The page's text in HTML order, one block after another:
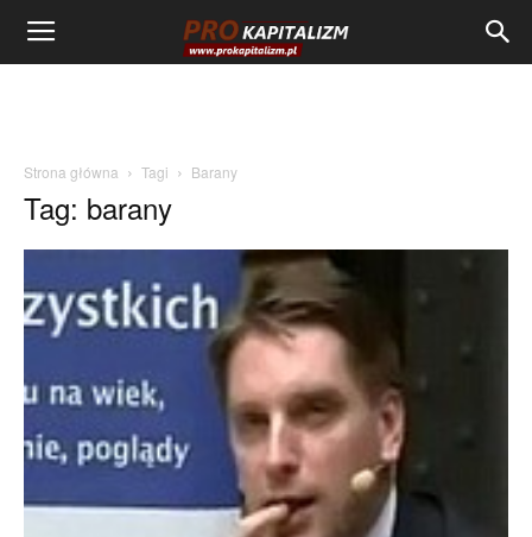
Strona główna Tagi Barany
Tag: barany